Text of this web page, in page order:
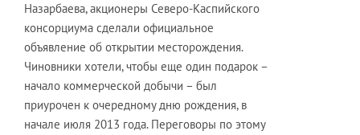
Назарбаева, акционеры Северо-Каспийского
консорциума сделали официальное
объявление об открытии месторождения.
Чиновники хотели, чтобы еще один подарок –
начало коммерческой добычи – был
приурочен к очередному дню рождения, в
начале июля 2013 года. Переговоры по этому